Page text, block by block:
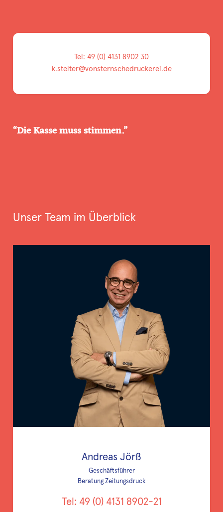
Tel: 49 (0) 4131 8902 30
k.stelter@vonsternschedruckerei.de
Die Kasse muss stimmen.
Unser Team im Überblick
Andreas Jörß
Geschäftsführer
Beratung Zeitungsdruck
Tel: 49 (0) 4131 8902-21